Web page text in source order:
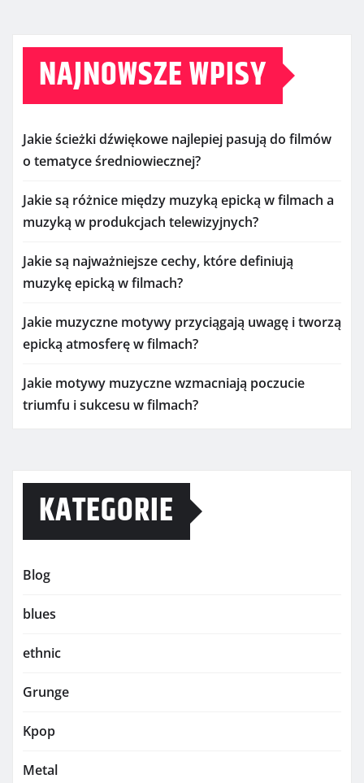
NAJNOWSZE WPISY
Jakie ścieżki dźwiękowe najlepiej pasują do filmów
o tematyce średniowiecznej?
Jakie są różnice między muzyką epicką w filmach a
muzyką w produkcjach telewizyjnych?
Jakie są najważniejsze cechy, które definiują
muzykę epicką w filmach?
Jakie muzyczne motywy przyciągają uwagę i tworzą
epicką atmosferę w filmach?
Jakie motywy muzyczne wzmacniają poczucie
triumfu i sukcesu w filmach?
KATEGORIE
Blog
blues
ethnic
Grunge
Kpop
Metal